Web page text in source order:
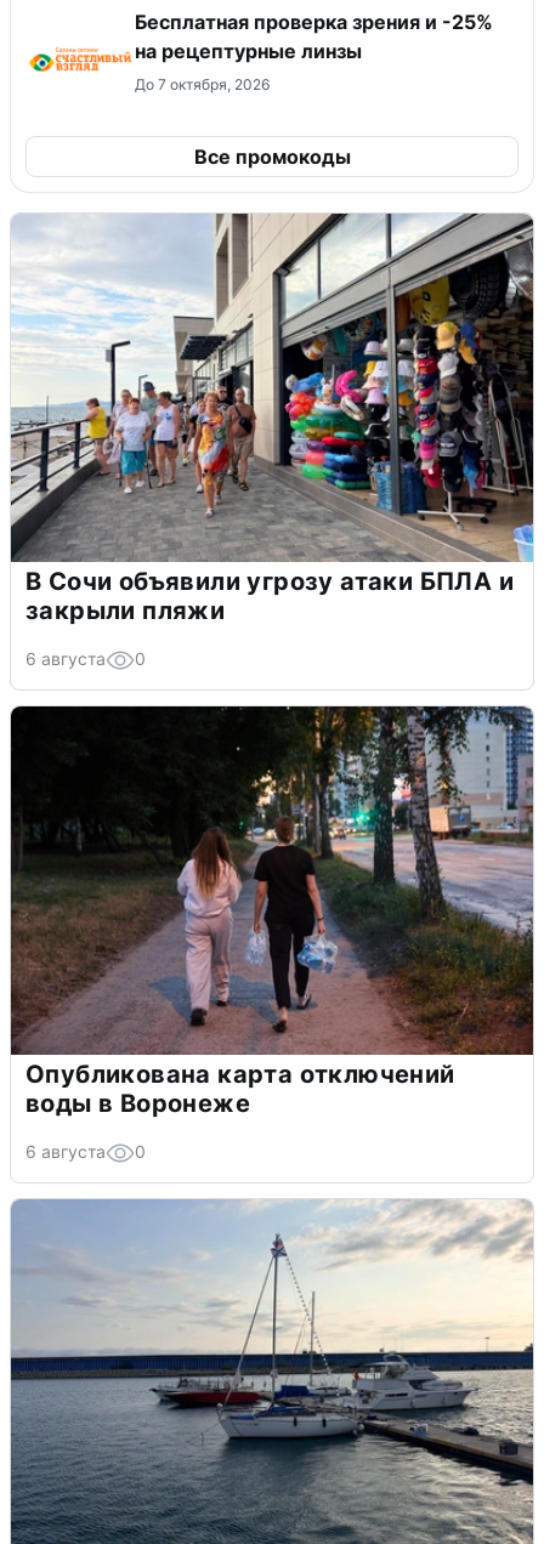
Бесплатная проверка зрения и -25%
на рецептурные линзы
До 7 октября, 2026
Все промокоды
В Сочи объявили угрозу атаки БПЛА и
закрыли пляжи
6 августа 0
Опубликована карта отключений
воды в Воронеже
6 августа 0